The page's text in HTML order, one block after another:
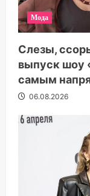
Мода
Слезы,
выпуск шоу
самым
06.08.2026